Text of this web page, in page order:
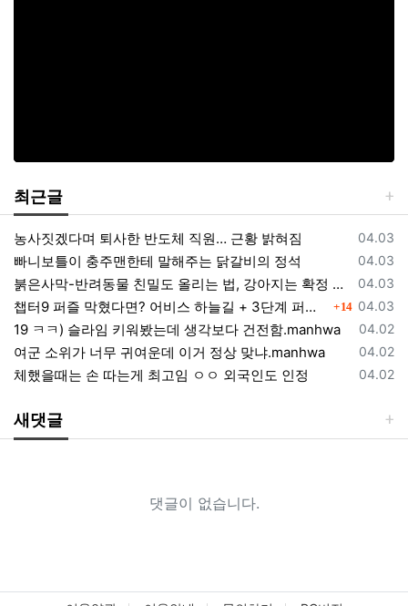
최근글
등록일
04.03
농사짓겠다며 퇴사한 반도체 직원… 근황 밝혀짐
등록일
04.03
빠니보틀이 충주맨한테 말해주는 닭갈비의 정석
등록일
04.03
붉은사막-반려동물 친밀도 올리는 법, 강아지는 확정 고양이는 조건 확인
등록일
04.03
챕터9 퍼즐 막혔다면? 어비스 하늘길 + 3단계 퍼즐 공략 순서 정리 (길찾기 포함) 댓글
14
등록일
04.02
19 ㅋㅋ) 슬라임 키워봤는데 생각보다 건전함.manhwa
등록일
04.02
여군 소위가 너무 귀여운데 이거 정상 맞냐.manhwa
등록일
04.02
체했을때는 손 따는게 최고임 ㅇㅇ 외국인도 인정
새댓글
댓글이 없습니다.